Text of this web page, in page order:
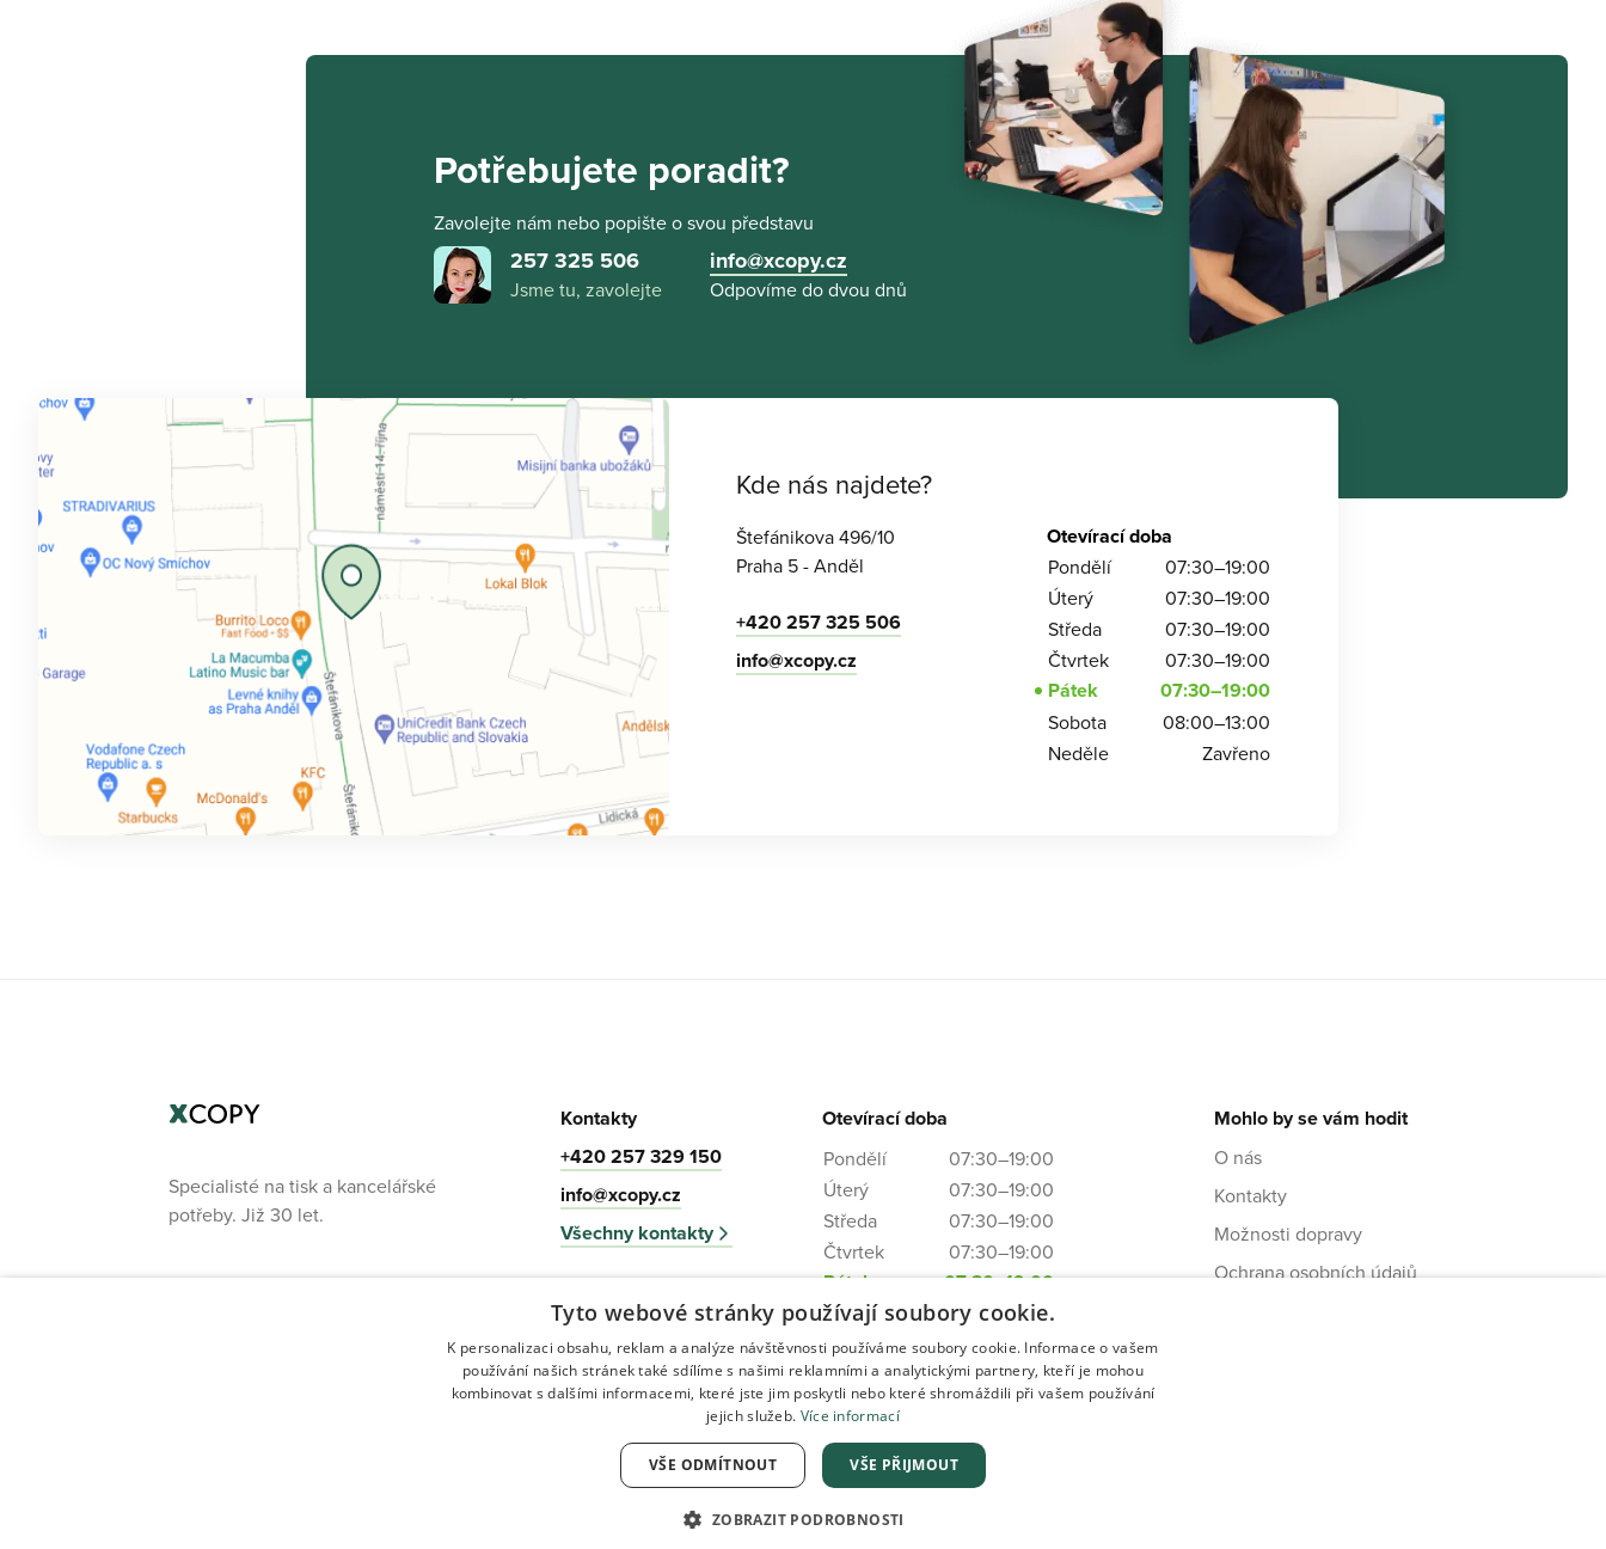
Potřebujete poradit?
Zavolejte nám nebo popište o svou představu
257 325 506
Jsme tu, zavolejte
info@xcopy.cz
Odpovíme do dvou dnů
Kde nás najdete?
Štefánikova 496/10
Praha 5 - Anděl
+420 257 325 506
info@xcopy.cz
Otevírací doba
Pondělí
07:30–19:00
Úterý
07:30–19:00
Středa
07:30–19:00
Čtvrtek
07:30–19:00
Pátek 07:30–19:00
Sobota
08:00–13:00
Neděle
Zavřeno
Specialisté na tisk a kancelářské
potřeby. Již 30 let.
Kontakty
+420 257 329 150
info@xcopy.cz
Všechny kontakty
Štefánikova 496/10
Praha 5 - Anděl
IČO: 24260762
DIČ: CZ24260762
Otevírací doba
Pondělí
07:30–19:00
Úterý
07:30–19:00
Středa
07:30–19:00
Čtvrtek
07:30–19:00
Pátek 07:30–19:00
Sobota
08:00–13:00
Neděle
Zavřeno
Mohlo by se vám hodit
O nás
Kontakty
Možnosti dopravy
Ochrana osobních údajů
Tyto webové stránky používají soubory cookie.
K personalizaci obsahu, reklam a analýze návštěvnosti používáme soubory cookie. Informace o vašem
používání našich stránek také sdílíme s našimi reklamními a analytickými partnery, kteří je mohou
kombinovat s dalšími informacemi, které jste jim poskytli nebo které shromáždili při vašem používání
jejich služeb. Více informací
VŠE PŘIJMOUT
VŠE ODMÍTNOUT
ZOBRAZIT PODROBNOSTI